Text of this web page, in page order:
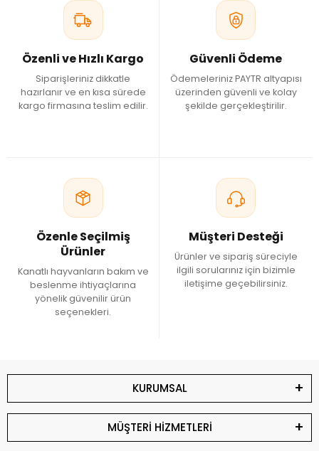
Özenli ve Hızlı Kargo
Siparişleriniz dikkatle
hazırlanır ve en kısa sürede
kargo firmasına teslim edilir.
Güvenli Ödeme
Ödemeleriniz PAYTR altyapısı
üzerinden güvenli ve kolay
şekilde gerçekleştirilir.
Özenle Seçilmiş
Ürünler
Kanatlı hayvanların bakım ve
beslenme ihtiyaçlarına
yönelik güvenilir ürün
seçenekleri.
Müşteri Desteği
Ürünler ve sipariş süreciyle
ilgili sorularınız için bizimle
iletişime geçebilirsiniz.
KURUMSAL
MÜŞTERİ HİZMETLERİ